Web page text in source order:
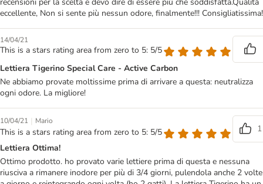
eccellente, Non si sente più nessun odore, finalmente!!! Consigliatissima!
14/04/21
This is a stars rating area from zero to 5: 5/5
Lettiera Tigerino Special Care - Active Carbon
Ne abbiamo provate moltissime prima di arrivare a questa: neutralizza
ogni odore. La migliore!
10/04/21 | Mario
This is a stars rating area from zero to 5: 5/5
1
Lettiera Ottima!
Ottimo prodotto. ho provato varie lettiere prima di questa e nessuna
riusciva a rimanere inodore per più di 3/4 giorni, pulendola anche 2 volte